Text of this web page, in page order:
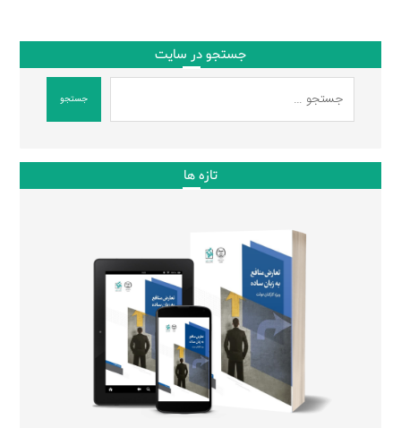
جستجو در سایت
جستجو
تازه ها